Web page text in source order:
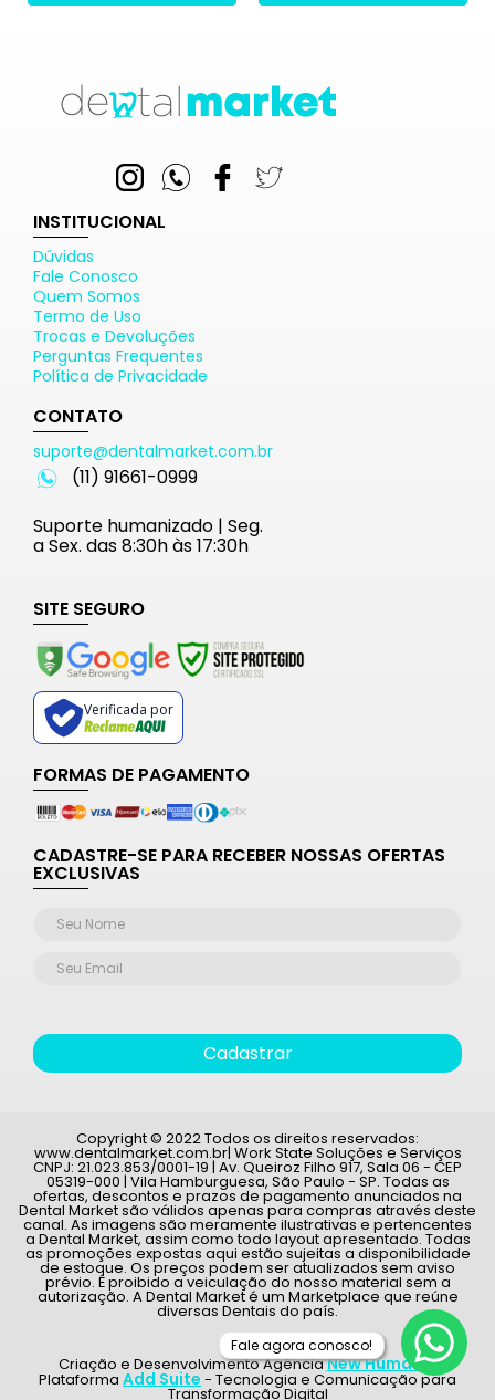
INSTITUCIONAL
Dúvidas
Fale Conosco
Quem Somos
Termo de Uso
Trocas e Devoluções
Perguntas Frequentes
Política de Privacidade
CONTATO
suporte@dentalmarket.com.br
(11) 91661-0999
Suporte humanizado | Seg.
a Sex. das 8:30h às 17:30h
SITE SEGURO
Verificada por
FORMAS DE PAGAMENTO
CADASTRE-SE PARA RECEBER NOSSAS OFERTAS
EXCLUSIVAS
Cadastrar
Copyright © 2022 Todos os direitos reservados:
www.dentalmarket.com.br| Work State Soluções e Serviços
CNPJ: 21.023.853/0001-19 | Av. Queiroz Filho 917, Sala 06 - CEP
05319-000 | Vila Hamburguesa, São Paulo - SP. Todas as
ofertas, descontos e prazos de pagamento anunciados na
Dental Market são válidos apenas para compras através deste
canal. As imagens são meramente ilustrativas e pertencentes
a Dental Market, assim como todo layout apresentado. Todas
as promoções expostas aqui estão sujeitas a disponibilidade
de estoque. Os preços podem ser atualizados sem aviso
prévio. É proibido a veiculação do nosso material sem a
autorização. A Dental Market é um Marketplace que reúne
diversas Dentais do país.
Criação e Desenvolvimento AgênciaNew Humans|
Plataforma Add Suite - Tecnologia e Comunicação para
Transformação Digital
Fale agora conosco!